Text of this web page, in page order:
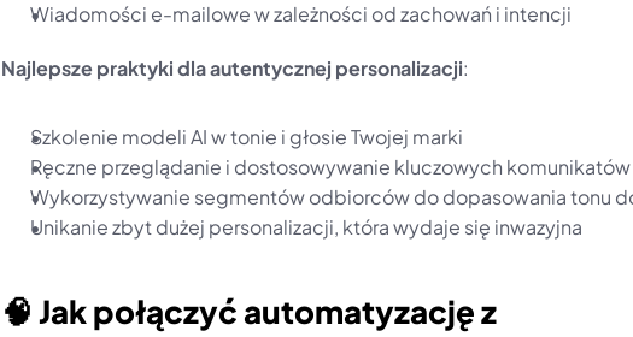
Wiadomości e-mailowe w zależności od zachowań i intencji
Najlepsze praktyki dla autentycznej personalizacji:
Szkolenie modeli AI w tonie i głosie Twojej marki
Ręczne przeglądanie i dostosowywanie kluczowych komunikatów
Wykorzystywanie segmentów odbiorców do dopasowania tonu
Unikanie zbyt dużej personalizacji, która wydaje się inwazyjna
🧠 Jak połączyć automatyzację z